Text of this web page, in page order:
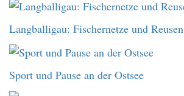
Langballigau: Fischernetze und Reusen
Sport und Pause an der Ostsee